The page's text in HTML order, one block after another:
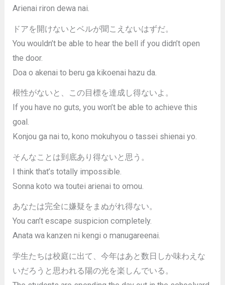
Arienai riron dewa nai.
ドアを開けないとベルが聞こえないはずだ。
You wouldn’t be able to hear the bell if you didn’t open
the door.
Doa o akenai to beru ga kikoenai hazu da.
根性がないと、この目標を達成し得ないよ。
If you have no guts, you won’t be able to achieve this
goal.
Konjou ga nai to, kono mokuhyou o tassei shienai yo.
そんなことは到底あり得ないと思う。
I think that’s totally impossible.
Sonna koto wa toutei arienai to omou.
あなたは完全に嫌疑をまぬがれ得ない。
You can’t escape suspicion completely.
Anata wa kanzen ni kengi o manugareenai.
学生たちは校庭に出て、今年はあと数日しか味わえな
いだろうと思われる陽の光を楽しんでいる。